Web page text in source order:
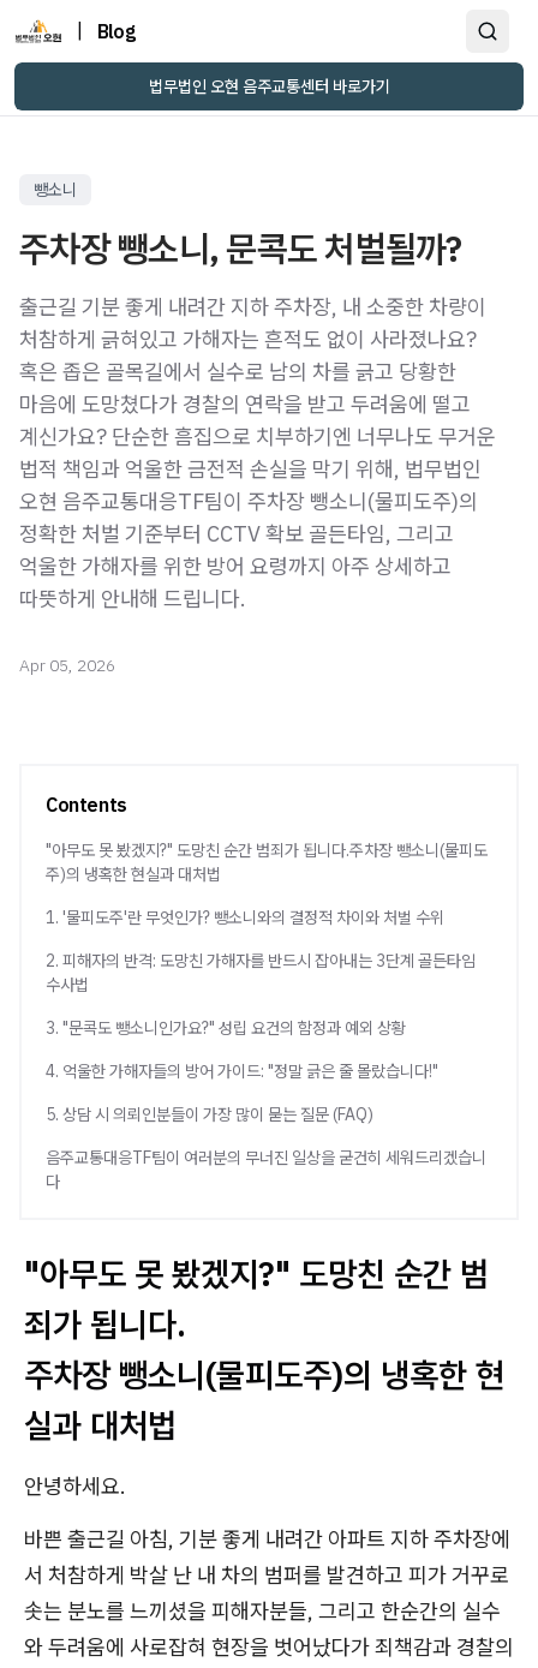
Blog
법무법인 오현 음주교통센터 바로가기
뺑소니
주차장 뺑소니, 문콕도 처벌될까?
출근길 기분 좋게 내려간 지하 주차장, 내 소중한 차량이
처참하게 긁혀있고 가해자는 흔적도 없이 사라졌나요?
혹은 좁은 골목길에서 실수로 남의 차를 긁고 당황한
마음에 도망쳤다가 경찰의 연락을 받고 두려움에 떨고
계신가요? 단순한 흠집으로 치부하기엔 너무나도 무거운
법적 책임과 억울한 금전적 손실을 막기 위해, 법무법인
오현 음주교통대응TF팀이 주차장 뺑소니(물피도주)의
정확한 처벌 기준부터 CCTV 확보 골든타임, 그리고
억울한 가해자를 위한 방어 요령까지 아주 상세하고
Apr 05, 2026
Contents
"아무도 못 봤겠지?" 도망친 순간 범죄가 됩니다.주차장 뺑소니(물피도
주)의 냉혹한 현실과 대처법
1. '물피도주'란 무엇인가? 뺑소니와의 결정적 차이와 처벌 수위
2. 피해자의 반격: 도망친 가해자를 반드시 잡아내는 3단계 골든타임
수사법
3. "문콕도 뺑소니인가요?" 성립 요건의 함정과 예외 상황
4. 억울한 가해자들의 방어 가이드: "정말 긁은 줄 몰랐습니다!"
5. 상담 시 의뢰인분들이 가장 많이 묻는 질문 (FAQ)
음주교통대응TF팀이 여러분의 무너진 일상을 굳건히 세워드리겠습니
다
"아무도 못 봤겠지?" 도망친 순간 범
죄가 됩니다.
주차장 뺑소니(물피도주)의 냉혹한 현
실과 대처법
안녕하세요.
바쁜 출근길 아침, 기분 좋게 내려간 아파트 지하 주차장에
서 처참하게 박살 난 내 차의 범퍼를 발견하고 피가 거꾸로
솟는 분노를 느끼셨을 피해자분들, 그리고 한순간의 실수
와 두려움에 사로잡혀 현장을 벗어났다가 죄책감과 경찰의